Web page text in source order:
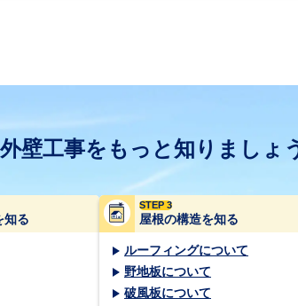
壁工事をもっと知りましょ
知る
STEP 3
屋根の構造を知る
ルーフィングについて
野地板について
破風板について